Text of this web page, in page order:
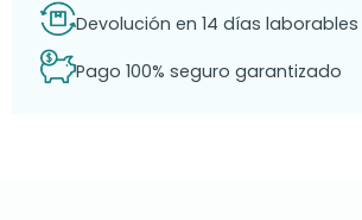
Devolución en 14 días laborables
Pago 100% seguro garantizado